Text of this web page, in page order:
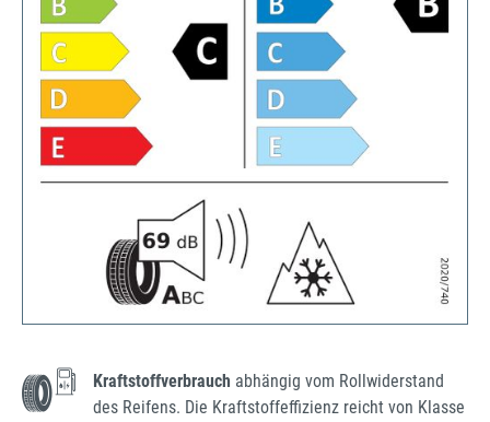
Kraftstoffverbrauch abhängig vom Rollwiderstand
des Reifens. Die Kraftstoffeffizienz reicht von Klasse